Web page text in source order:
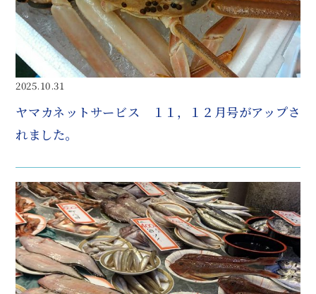
2025.10.31
ヤマカネットサービス １１，１２月号がアップさ
れました。